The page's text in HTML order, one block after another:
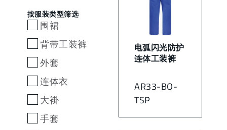
按服装类型筛选
围裙
背带工装裤
外套
连体衣
大褂
手套
AR33-BO-
TSP
电弧闪光防护
连体工装裤